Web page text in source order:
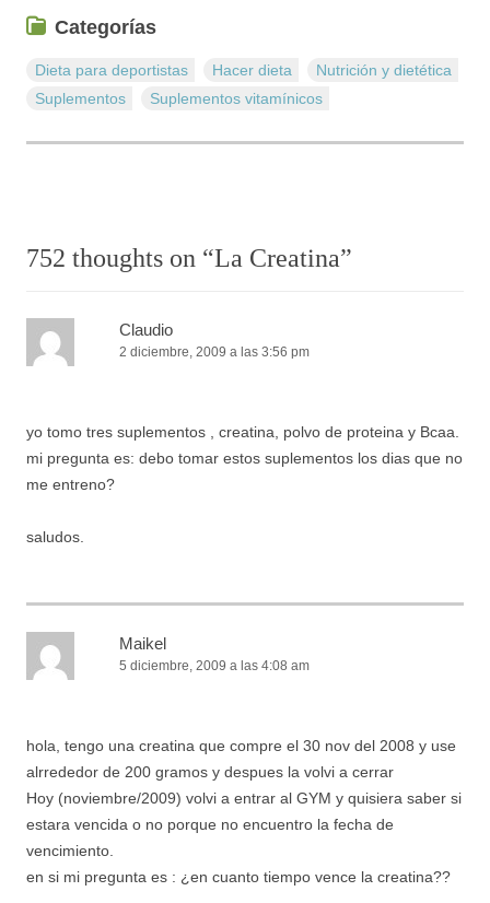
Categorías
Dieta para deportistas Hacer dieta
Nutrición y dietética
Suplementos
Suplementos vitamí­nicos
752 thoughts on “La Creatina”
Claudio
2 diciembre, 2009 a las 3:56 pm
yo tomo tres suplementos , creatina, polvo de proteina y Bcaa.
mi pregunta es: debo tomar estos suplementos los dias que no
me entreno?
saludos.
Maikel
5 diciembre, 2009 a las 4:08 am
hola, tengo una creatina que compre el 30 nov del 2008 y use
alrrededor de 200 gramos y despues la volvi a cerrar
Hoy (noviembre/2009) volvi a entrar al GYM y quisiera saber si
estara vencida o no porque no encuentro la fecha de
vencimiento.
en si mi pregunta es : ¿en cuanto tiempo vence la creatina??